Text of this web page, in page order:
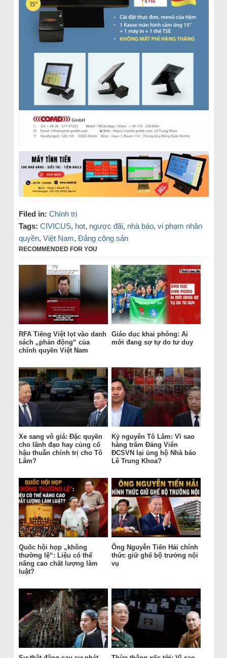
Filed in: Chính trị
Tags: CIVICUS, hot, ngược đãi, nhà báo, vi phạm nhân
quyền, Việt Nam, Đảng cộng sản
RECOMMENDED FOR YOU
RFA Tiếng Việt lọt vào danh
sách „phản động“ của
chính quyền Việt Nam
Giáo dục khai phóng: Ai
mới đang sợ tự do tư duy
Xe sang vô giá: Đặc quyền
cho lãnh đạo hay củng cố
hậu thuẫn chính trị cho Tô
Lâm?
Kỷ nguyên Tô Lâm: Vì sao
hàng trăm Đảng Viên
ĐCSVN lại ủng hộ Nhà báo
Lê Trung Khoa?
Quốc hội họp „không
thường lệ“: Liệu có thể
nâng cao chất lượng làm
luật?
Ông Nguyễn Tiến Hải chính
thức giữ ghế bộ trưởng nội
vụ